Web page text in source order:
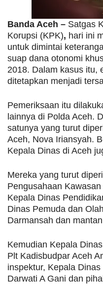
Banda Aceh – Satgas
Korupsi (KPK), hari ini
untuk dimintai
suap dana otonomi
2018. Dalam kasus itu,
ditetapkan menjadi
Pemeriksaan itu
lainnya di Polda Aceh.
satunya yang turut
Aceh, Nova Iriansyah.
Kepala Dinas di Aceh
Mereka yang turut
Pengusahaan
Kepala Dinas
Dinas Pemuda dan
Darmansah dan
Kemudian Kepala
Plt Kadisbudpar Aceh
inspektur, Kepala
Darwati A Gani dan